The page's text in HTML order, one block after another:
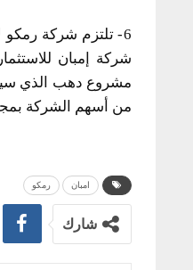
6- تلتزم شركة رمكو
شركة إمبان
من أسهم الشركة
امبان رمكو
شارك